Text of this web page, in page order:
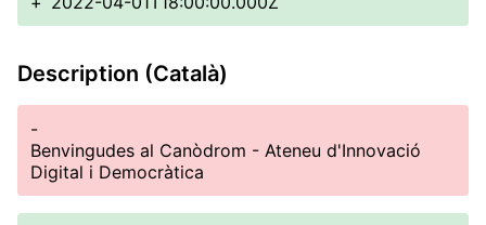
Description (Català)
-
Benvingudes al Canòdrom - Ateneu d'Innovació
Digital i Democràtica